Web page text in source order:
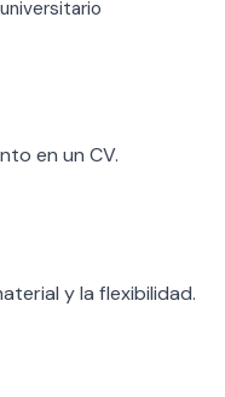
en un CV.
y la flexibilidad.